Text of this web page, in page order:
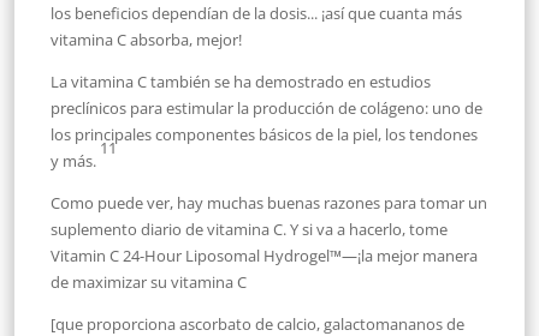
los beneficios dependían de la dosis... ¡así que cuanta más
vitamina C absorba, mejor!
La vitamina C también se ha demostrado en estudios
preclínicos para estimular la producción de colágeno: uno de
los principales componentes básicos de la piel, los tendones
y más.
11
Como puede ver, hay muchas buenas razones para tomar un
suplemento diario de vitamina C. Y si va a hacerlo, tome
Vitamin C 24-Hour Liposomal Hydrogel™—¡la mejor manera
de maximizar su vitamina C
[que proporciona ascorbato de calcio, galactomananos de